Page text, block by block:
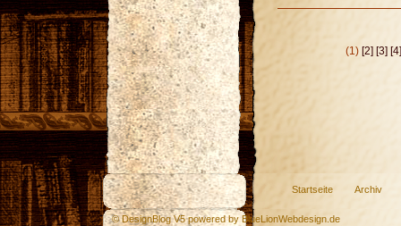
(1) [2] [3] [4]
Startseite Archiv
© DesignBlog V5 powered by BlueLionWebdesign.de